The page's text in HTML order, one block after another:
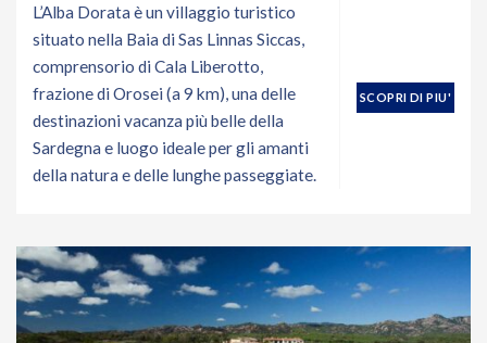
L’Alba Dorata è un villaggio turistico
situato nella Baia di Sas Linnas Siccas,
comprensorio di Cala Liberotto,
frazione di Orosei (a 9 km), una delle
destinazioni vacanza più belle della
Sardegna e luogo ideale per gli amanti
della natura e delle lunghe passeggiate.
SCOPRI DI PIU'